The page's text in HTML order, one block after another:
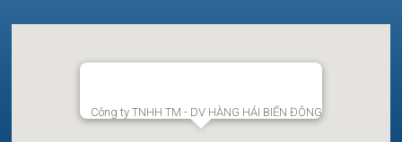
Công ty TNHH TM - DV HÀNG HẢI BIỂN ĐÔNG